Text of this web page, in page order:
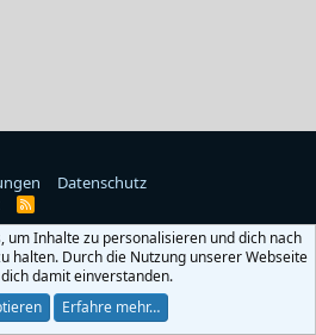
Datenschutz
R
S
um Inhalte zu personalisieren und dich nach
halten. Durch die Nutzung unserer Webseite
damit einverstanden.
Erfahre mehr…